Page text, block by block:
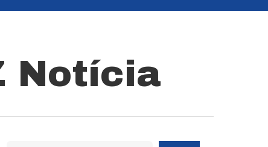
Notícia